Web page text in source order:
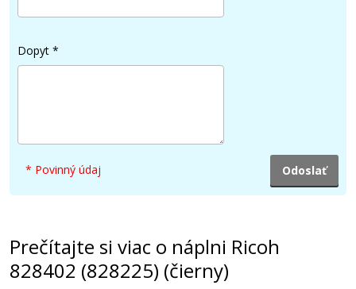
Ricoh 828405 (828228) (Azúrový)
Originálny toner
Dopyt *
* Povinný údaj
Prečítajte si viac o náplni Ricoh
828402 (828225) (čierny)